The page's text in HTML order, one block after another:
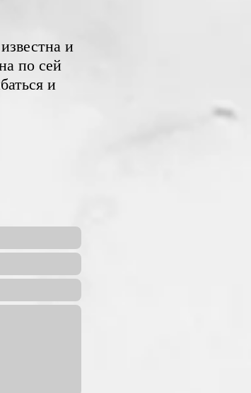
по сей
и